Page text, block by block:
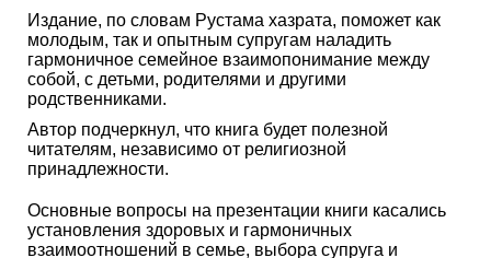
Издание, по словам Рустама хазрата, поможет как
молодым, так и опытным супругам наладить
гармоничное семейное взаимопонимание между
собой, с детьми, родителями и другими
родственниками.
Автор подчеркнул, что книга будет полезной
читателям, независимо от религиозной
принадлежности.
Основные вопросы на презентации книги касались
установления здоровых и гармоничных
взаимоотношений в семье, выбора супруга и